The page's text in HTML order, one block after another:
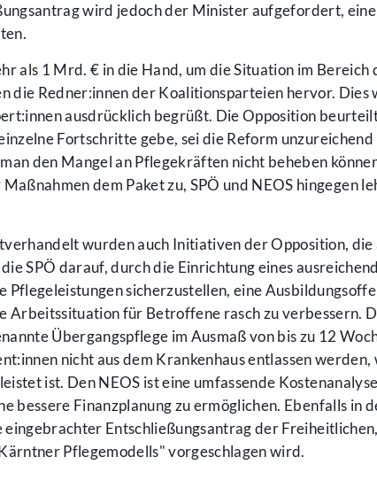
wird jedoch der Minister aufgefordert,
als 1 Mrd. € in die Hand, um die Situation im Bereich
die Redner:innen der Koalitionsparteien hervor. Dies
ausdrücklich begrüßt. Die Opposition
Fortschritte gebe, sei die Reform unzureichend
den Mangel an Pflegekräften nicht beheben
dem Paket zu, SPÖ und NEOS hingegen
wurden auch Initiativen der Opposition, die
SPÖ darauf, durch die Einrichtung eines
Pflegeleistungen sicherzustellen, eine
Arbeitssituation für Betroffene rasch zu verbessern.
Übergangspflege im Ausmaß von bis zu 12
nicht aus dem Krankenhaus entlassen werden,
ist. Den NEOS ist eine umfassende
bessere Finanzplanung zu ermöglichen. Ebenfalls in
Entschließungsantrag der
Pflegemodells" vorgeschlagen wird.